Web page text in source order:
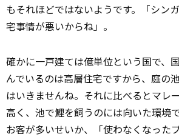
もそれほどではないようです。「シン
宅事情が悪いからね」。
確かに一戸建ては億単位という国で、
んでいるのは高層住宅ですから、庭の
はいきませんね。それに比べるとマレ
高く、池で鯉を飼うのには向いた環境
お客が多いせいか、「使わなくなった